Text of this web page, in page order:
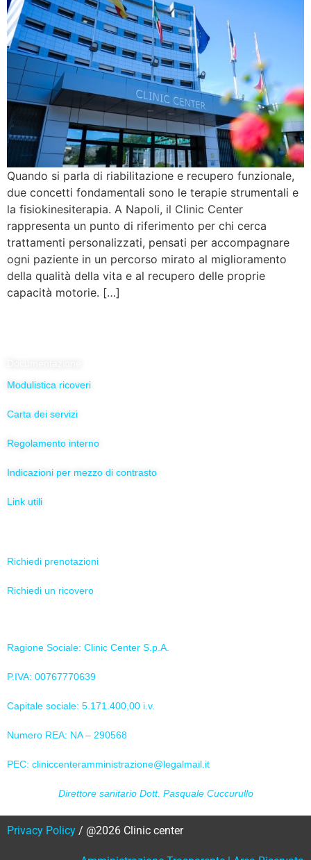
Quando si parla di riabilitazione e recupero funzionale,
due concetti fondamentali sono le terapie strumentali e
la fisiokinesiterapia. A Napoli, il Clinic Center
rappresenta un punto di riferimento per chi cerca
trattamenti personalizzati, pensati per accompagnare
ogni paziente in un percorso mirato al miglioramento
della qualità della vita e al recupero delle proprie
capacità motorie. […]
Modulistica ricoveri
Carta dei servizi
Regolamento interno
Indicazioni per mezzo di contrasto
Link utili
Richiedi prenotazioni
Richiedi un ricovero
Ragione Sociale: Clinic Center S.p.A.
P.IVA: 00767770639
Capitale sociale: 5.171.400,00 i.v.
Numero REA: NA – 290568
PEC: cliniccenteramministrazione@legalmail.it
Direttore sanitario Dott. Pasquale Cuccurullo
Privacy Policy / @2026 Clinic center